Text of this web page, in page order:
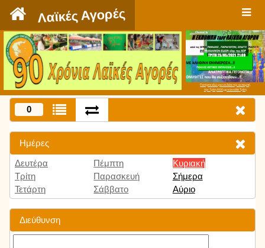
Λαϊκές Αγορές
Πατήστε εδώ για να δείτε την εκπομπή
την Τρίτη 9:00 μμ και κάθε Τρίτη
0
Ημέρες
Δευτέρα
Τρίτη
Τετάρτη
Πέμπτη
Παρασκευή
Σάββατο
Κυριακή
Σήμερα
Αύριο
Διεύθυνση